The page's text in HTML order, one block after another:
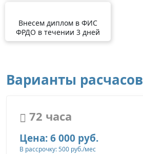
Внесем диплом в ФИС
ФРДО в течении 3 дней
Варианты
72 часа
Цена: 6 000 руб.
В рассрочку: 500 руб./мес